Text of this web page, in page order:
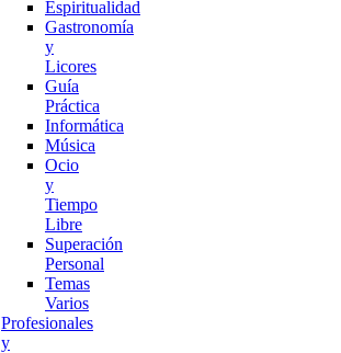
Espiritualidad
Gastronomía
y
Licores
Guía
Práctica
Informática
Música
Ocio
y
Tiempo
Libre
Superación
Personal
Temas
Varios
Profesionales
y